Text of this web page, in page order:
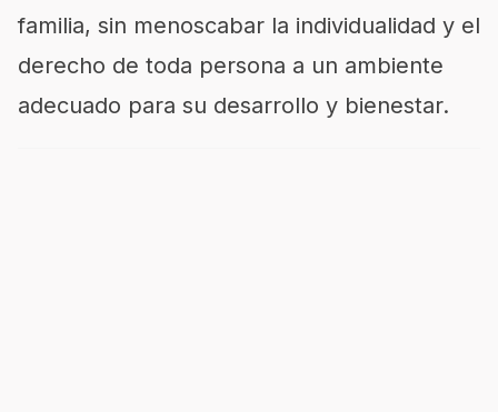
familia, sin menoscabar la individualidad y el
derecho de toda persona a un ambiente
adecuado para su desarrollo y bienestar.